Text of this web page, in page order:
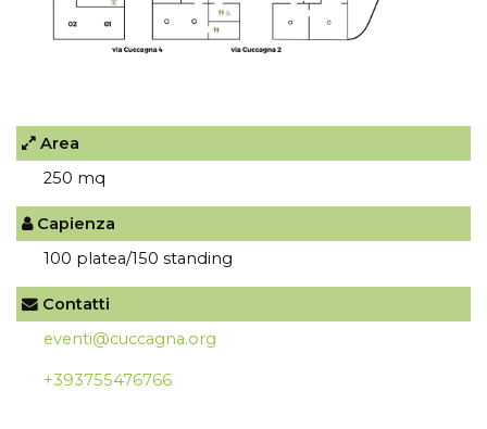
Area
250 mq
Capienza
100 platea/150 standing
Contatti
eventi@cuccagna.org
+393755476766